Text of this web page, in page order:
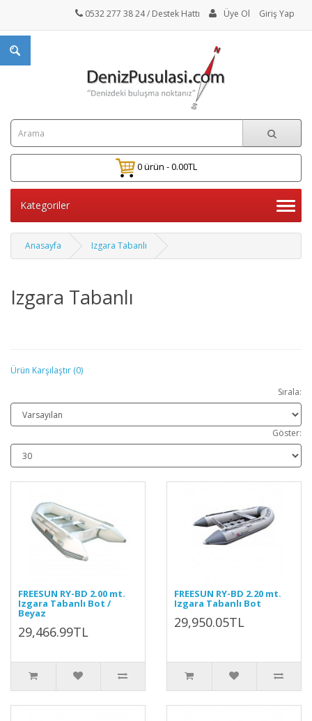
0532 277 38 24/ Destek Hattı Üye Ol Giriş Yap
0 ürün - 0.00TL
Kategoriler
Anasayfa Izgara Tabanlı
Izgara Tabanlı
Ürün Karşılaştır (0)
Sırala:
Göster:
FREESUN RY-BD 2.00 mt.
Izgara Tabanlı Bot /
Beyaz
29,466.99TL
FREESUN RY-BD 2.20 mt.
Izgara Tabanlı Bot
29,950.05TL